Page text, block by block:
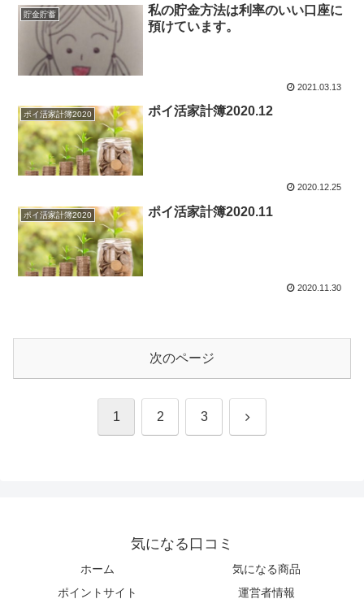
貯金貯蓄
私の貯金方法は利率のいい口座に
預けています。
2021.03.13
ポイ活家計簿2020 ポイ活家計簿2020.12
2020.12.25
ポイ活家計簿2020 ポイ活家計簿2020.11
2020.11.30
次のページ
1 2 3 次
気になる口コミ
ホーム
気になる商品
ポイントサイト
運営者情報